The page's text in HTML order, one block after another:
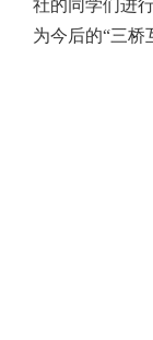
社的同学们进
为今后的“三桥